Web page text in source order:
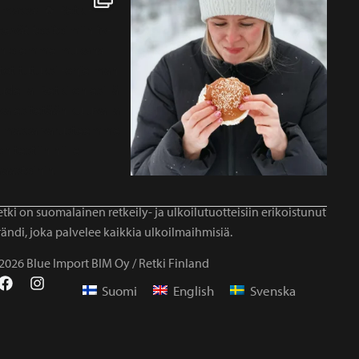
on suomalainen retkeily- ja ulkoilutuotteisiin erikoistunut
joka palvelee kaikkia ulkoilmaihmisiä.
Blue Import BIM Oy / Retki Finland
Suomi English Svenska